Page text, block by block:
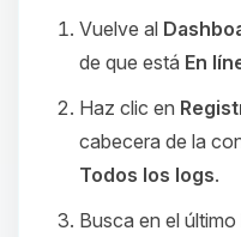
Vuelve al
de que está En
Haz clic en
cabecera de la
Todos los logs.
Busca en el